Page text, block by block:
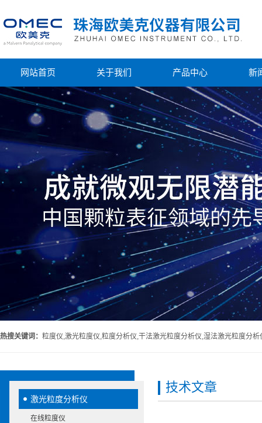
网站首页 关于我们 产品中心 新
热搜关键词： 粒度仪,激光粒度仪,粒度分析仪,干法激光粒度分析仪,湿法激光粒度分析
激光粒度分析仪
在线粒度仪
技术文章